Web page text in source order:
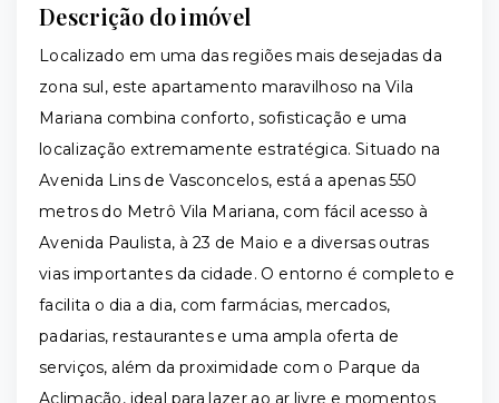
Descrição do imóvel
Localizado em uma das regiões mais desejadas da
zona sul, este apartamento maravilhoso na Vila
Mariana combina conforto, sofisticação e uma
localização extremamente estratégica. Situado na
Avenida Lins de Vasconcelos, está a apenas 550
metros do Metrô Vila Mariana, com fácil acesso à
Avenida Paulista, à 23 de Maio e a diversas outras
vias importantes da cidade. O entorno é completo e
facilita o dia a dia, com farmácias, mercados,
padarias, restaurantes e uma ampla oferta de
serviços, além da proximidade com o Parque da
Aclimação, ideal para lazer ao ar livre e momentos